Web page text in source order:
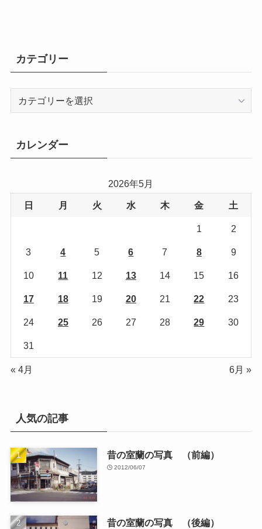
カテゴリー
ー
カレンダー
2026年5月
日 月 火 水 木 金 土
1 2
3 4 5 6 7 8 9
10 11 12 13 14 15 16
17 18 19 20 21 22 23
24 25 26 27 28 29 30
31
« 4月 6月 »
人気の記事
昔の室蘭の写真 （前編）
2012/06/07
昔の室蘭の写真 （後編）